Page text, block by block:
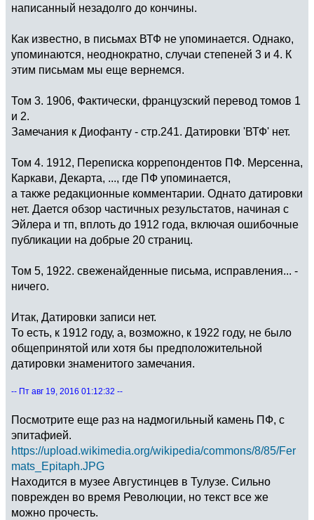
написанный незадолго до кончины.
Как известно, в письмах ВТФ не упоминается. Однако,
упоминаются, неоднократно, случаи степеней 3 и 4. К
этим письмам мы еще вернемся.
Том 3. 1906, Фактически, французский перевод томов 1
и 2.
Замечания к Диофанту - стр.241. Датировки 'ВТФ' нет.
Том 4. 1912, Переписка коррепондентов ПФ. Мерсенна,
Каркави, Декарта, ..., где ПФ упоминается,
а также редакционные комментарии. Однато датировки
нет. Дается обзор частичных резульстатов, начиная с
Эйлера и тп, вплоть до 1912 года, включая ошибочные
публикации на добрые 20 страниц.
Том 5, 1922. свеженайденные письма, исправления... -
ничего.
Итак, Датировки записи нет.
То есть, к 1912 году, а, возможно, к 1922 году, не было
общепринятой или хотя бы предположительной
датировки знаменитого замечания.
-- Пт авг 19, 2016 01:12:32 --
Посмотрите еще раз на надмогильный камень ПФ, с
эпитафией.
https://upload.wikimedia.org/wikipedia/commons/8/85/Fer
mats_Epitaph.JPG
Находится в музее Августинцев в Тулузе. Сильно
поврежден во время Революции, но текст все же
можно прочесть.